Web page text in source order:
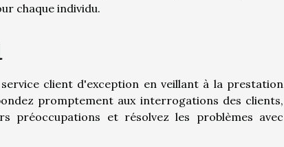
chaque individu.
client d'exception en veillant à la prestation
promptement aux interrogations des clients,
préoccupations et résolvez les problèmes avec